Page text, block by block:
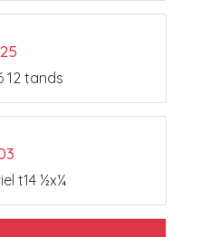
12 tands
t14 ½x¼